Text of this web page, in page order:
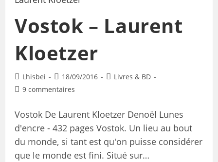
Vostok – Laurent
Kloetzer
Lhisbei 18/09/2016
Livres & BD
9 commentaires
Vostok De Laurent Kloetzer Denoël Lunes
d'encre - 432 pages Vostok. Un lieu au bout
du monde, si tant est qu'on puisse considérer
que le monde est fini. Situé sur…